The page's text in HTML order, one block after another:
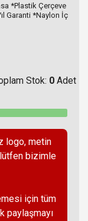
*Plastik Çerçeve
Garanti *Naylon İç
Stok: 0 Adet
logo, metin
bizimle
için tüm
paylaşmayı